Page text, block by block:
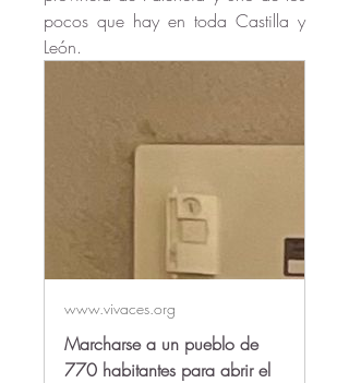
pocos que hay en toda Castilla y
León.
www.vivaces.org
Marcharse a un pueblo de
770 habitantes para abrir el